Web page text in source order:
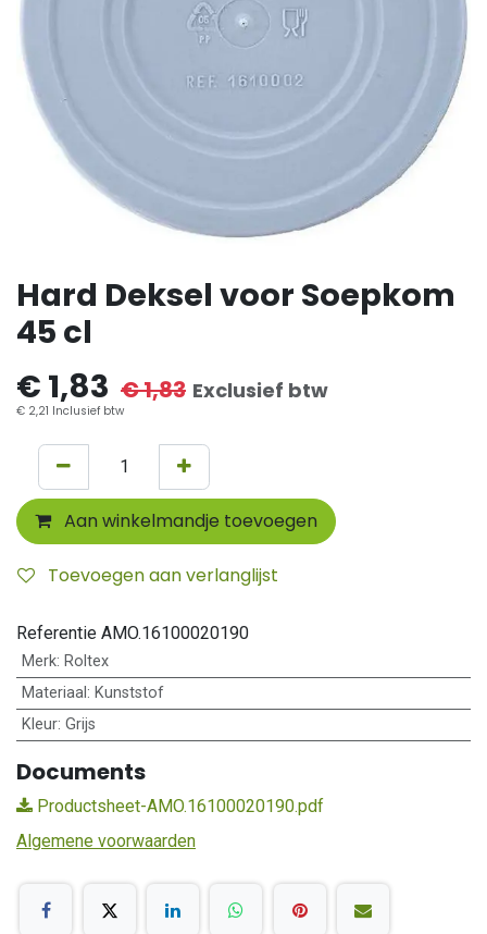
Hard Deksel voor Soepkom
45 cl
€ 1,83 €1,83 Exclusief btw
€ 2,21 Inclusief btw
Aan winkelmandje toevoegen
Toevoegen aan verlanglijst
Referentie AMO.16100020190
Merk: Roltex
Materiaal : Kunststof
Kleur: Grijs
Documents
Productsheet-AMO.16100020190.pdf
Algemene voorwaarden